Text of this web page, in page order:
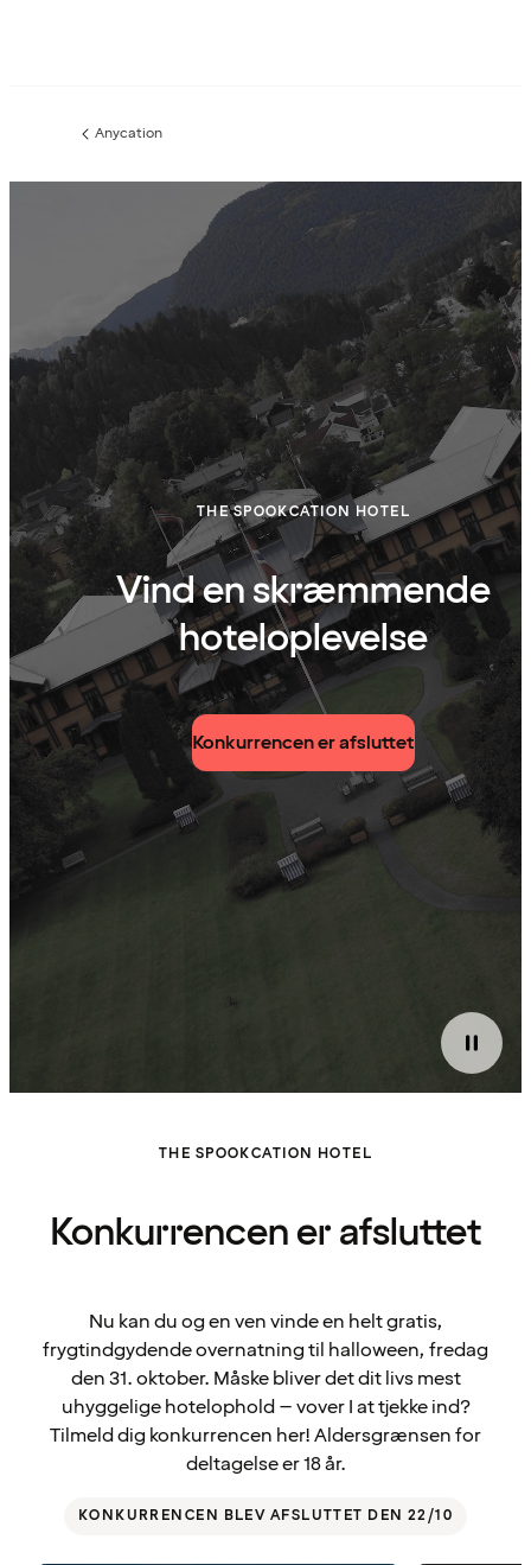
Forrige
:
Anycation
THE SPOOKCATION HOTEL
Vind en skræmmende
hoteloplevelse
Konkurrencen er afsluttet
THE SPOOKCATION HOTEL
Konkurrencen er afsluttet
Nu kan du og en ven vinde en helt gratis,
frygtindgydende overnatning til halloween, fredag
den 31. oktober. Måske bliver det dit livs mest
uhyggelige hotelophold – vover I at tjekke ind?
Tilmeld dig konkurrencen her! Aldersgrænsen for
deltagelse er 18 år.
KONKURRENCEN BLEV AFSLUTTET DEN 22/10